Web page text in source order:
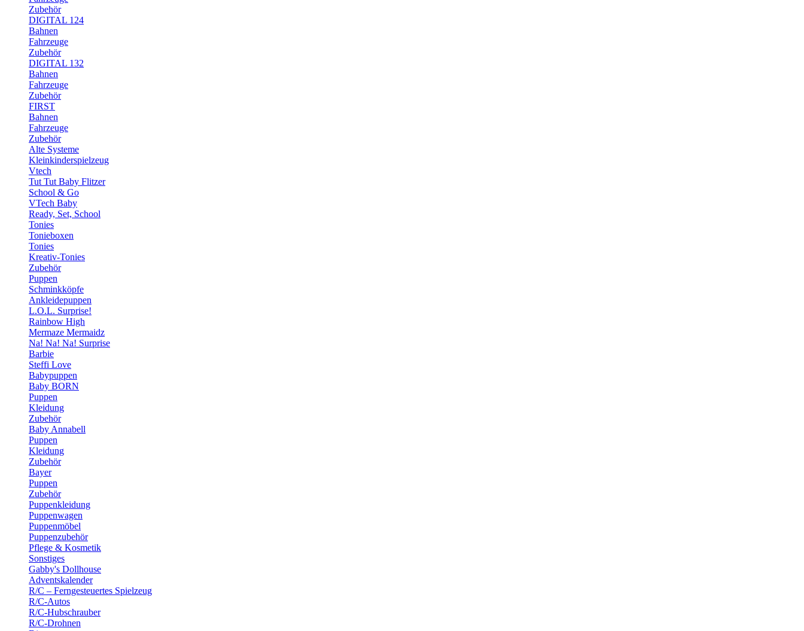
Zubehör
DIGITAL 124
Bahnen
Fahrzeuge
Zubehör
DIGITAL 132
Bahnen
Fahrzeuge
Zubehör
FIRST
Bahnen
Fahrzeuge
Zubehör
Alte Systeme
Kleinkinderspielzeug
Vtech
Tut Tut Baby Flitzer
School & Go
VTech Baby
Ready, Set, School
Tonies
Tonieboxen
Tonies
Kreativ-Tonies
Zubehör
Puppen
Schminkköpfe
Ankleidepuppen
L.O.L. Surprise!
Rainbow High
Mermaze Mermaidz
Na! Na! Na! Surprise
Barbie
Steffi Love
Babypuppen
Baby BORN
Puppen
Kleidung
Zubehör
Baby Annabell
Puppen
Kleidung
Zubehör
Bayer
Puppen
Zubehör
Puppenkleidung
Puppenwagen
Puppenmöbel
Puppenzubehör
Pflege & Kosmetik
Sonstiges
Gabby's Dollhouse
Adventskalender
R/C – Ferngesteuertes Spielzeug
R/C-Autos
R/C-Hubschrauber
R/C-Drohnen